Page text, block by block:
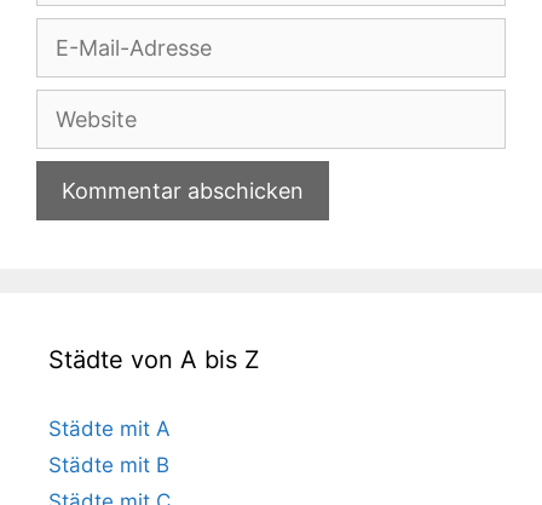
Adresse
Website
Städte von A bis Z
Städte mit A
Städte mit B